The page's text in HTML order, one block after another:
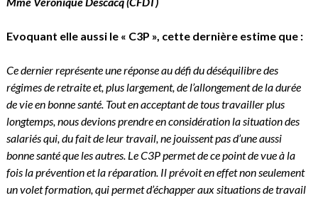
Evoquant elle aussi le « C3P », cette dernière estime que :
Ce dernier représente une réponse au défi du déséquilibre des
régimes de retraite et, plus largement, de l’allongement de la durée
de vie en bonne santé. Tout en acceptant de tous travailler plus
longtemps, nous devions prendre en considération la situation des
salariés qui, du fait de leur travail, ne jouissent pas d’une aussi
bonne santé que les autres. Le C3P permet de ce point de vue à la
fois la prévention et la réparation. Il prévoit en effet non seulement
un volet formation, qui permet d’échapper aux situations de travail